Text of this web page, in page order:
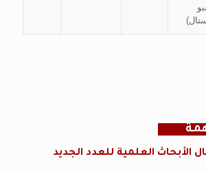
الأبحاث العلمية للعدد الجديد